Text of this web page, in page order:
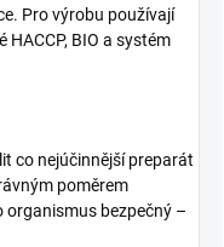
Pro výrobu používají
BIO a systém
co nejúčinnější preparát
poměrem
organismus bezpečný –